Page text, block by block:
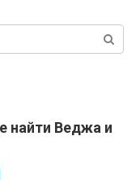
найти Веджа и